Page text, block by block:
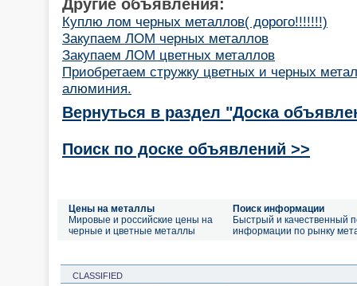
Другие объявления:
Куплю лом черных металлов( дорого!!!!!!!)
Закупаем ЛОМ черных металлов
Закупаем ЛОМ цветных металлов
Приобретаем стружку цветных и черных
алюминия.
Вернуться в раздел "Доска
Поиск по доске объявлений >>
Цены на металлы
Мировые и российские цены на
черные и цветные металлы
Поиск информации
Быстрый и качественный
информации по рынку
CLASSIFIED